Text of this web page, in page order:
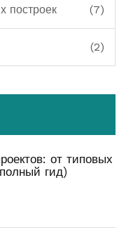
построек (7)
(2)
от типовых
гид)